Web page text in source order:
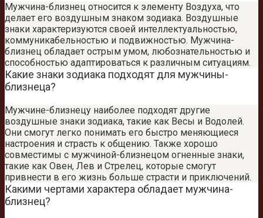
Мужчина-близнец относится к элементу Воздуха, что
делает его воздушным знаком зодиака. Воздушные
знаки характеризуются своей интеллектуальностью,
коммуникабельностью и подвижностью. Мужчина-
близнец обладает острым умом, любознательностью и
способностью адаптироваться к различным ситуациям.
Какие знаки зодиака подходят для мужчины-
близнеца?
Мужчине-близнецу наиболее подходят другие
воздушные знаки зодиака, такие как Весы и Водолей.
Они смогут легко понимать его быстро меняющиеся
настроения и страсть к общению. Также хорошо
совместимы с мужчиной-близнецом огненные знаки,
такие как Овен, Лев и Стрелец, которые смогут
привнести в его жизнь больше страсти и приключений.
Какими чертами характера обладает мужчина-
близнец?